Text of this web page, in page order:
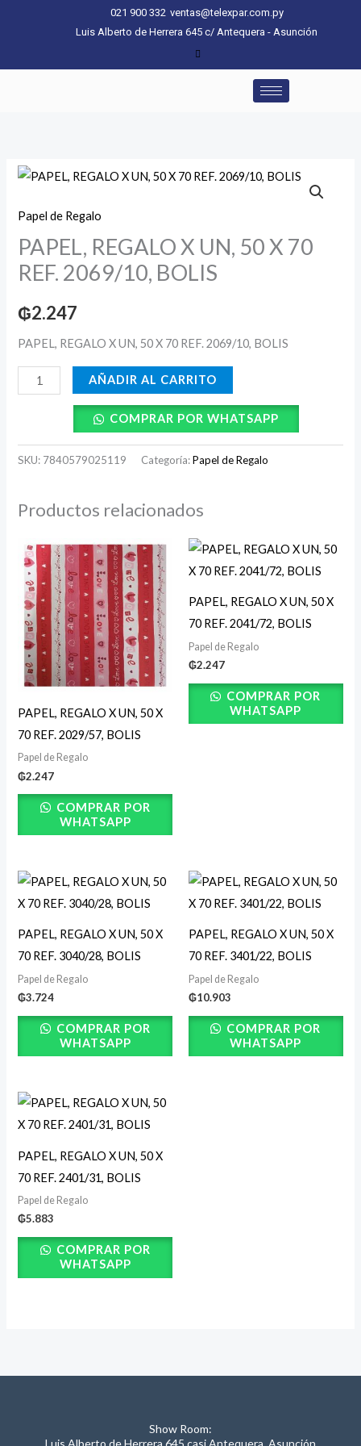
021 900 332 ventas@telexpar.com.py
Luis Alberto de Herrera 645 c/ Antequera - Asunción
Papel de Regalo
PAPEL, REGALO X UN, 50 X 70
REF. 2069/10, BOLIS
₲2.247
PAPEL, REGALO X UN, 50 X 70 REF. 2069/10, BOLIS
PAPEL,
X
UN,
50
X
70
2069/10,
BOLIS
cantidad
AÑADIR AL CARRITO
COMPRAR POR WHATSAPP
SKU: 7840579025119 Categoría:Papel de Regalo
Productos relacionados
PAPEL, REGALO X UN, 50 X
70 REF. 2029/57, BOLIS
Papel de Regalo
₲2.247
COMPRAR POR
WHATSAPP
PAPEL, REGALO X UN, 50 X
70 REF. 2041/72, BOLIS
Papel de Regalo
₲2.247
COMPRAR POR
WHATSAPP
PAPEL, REGALO X UN, 50 X
70 REF. 3040/28, BOLIS
Papel de Regalo
₲3.724
COMPRAR POR
WHATSAPP
PAPEL, REGALO X UN, 50 X
70 REF. 3401/22, BOLIS
Papel de Regalo
₲10.903
COMPRAR POR
WHATSAPP
PAPEL, REGALO X UN, 50 X
70 REF. 2401/31, BOLIS
Papel de Regalo
₲5.883
COMPRAR POR
WHATSAPP
Show Room:
Luis Alberto de Herrera 645 casi Antequera, Asunción